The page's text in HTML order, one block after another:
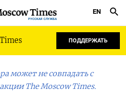
РУССКАЯ СЛУЖБА
EN
ПОДДЕРЖАТЬ
может не совпадать с
The Moscow Times.